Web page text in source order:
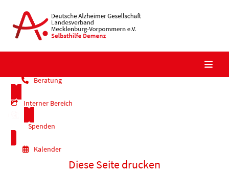
content
Beratung
Interner Bereich
Spenden
Kalender
Diese Seite drucken